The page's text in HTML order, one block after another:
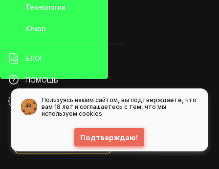
Технологии
Юмор
БЛОГ
ПОМОЩЬ
API GIFSПользуясь нашим сайтом, вы подтверждаете, что
вам 18 лет и соглашаетесь с тем, что мы
используем cookies
Подтверждаю!